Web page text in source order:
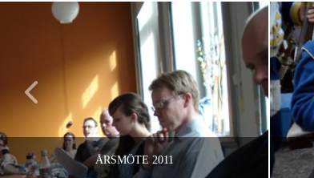
ÅRSMÖTE 2011